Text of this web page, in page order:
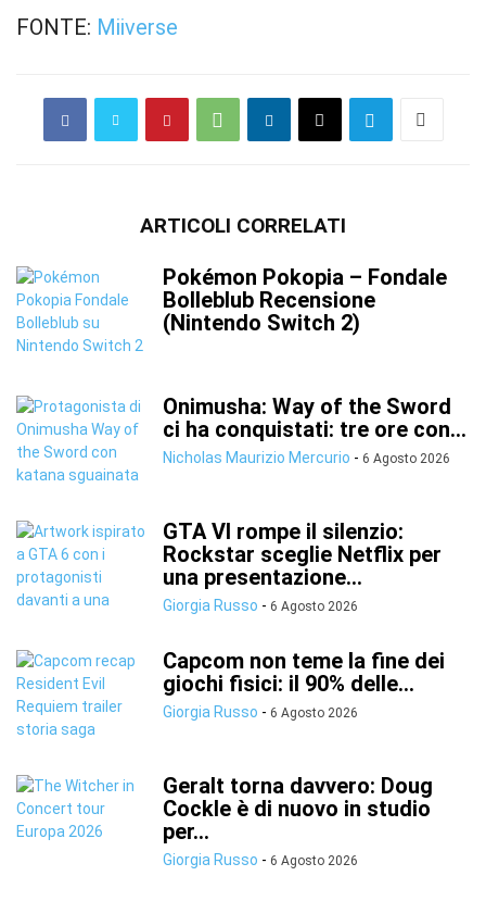
FONTE: Miiverse
ARTICOLI CORRELATI
Pokémon Pokopia – Fondale
Bolleblub Recensione
(Nintendo Switch 2)
Onimusha: Way of the Sword
ci ha conquistati: tre ore con...
Nicholas Maurizio Mercurio - 6 Agosto 2026
GTA VI rompe il silenzio:
Rockstar sceglie Netflix per
una presentazione...
Giorgia Russo - 6 Agosto 2026
Capcom non teme la fine dei
giochi fisici: il 90% delle...
Giorgia Russo - 6 Agosto 2026
Geralt torna davvero: Doug
Cockle è di nuovo in studio
per...
Giorgia Russo - 6 Agosto 2026